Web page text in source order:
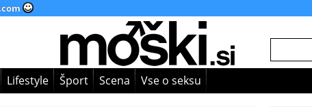
Lifestyle Šport Scena Vse o seksu